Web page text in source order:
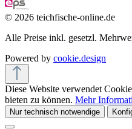
© 2026 teichfische-online.de
Alle Preise inkl. gesetzl.
Powered by cookie.design
Diese Website verwendet
bieten zu können. Mehr
Nur technisch notwendige